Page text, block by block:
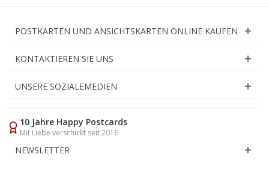
POSTKARTEN UND ANSICHTSKARTEN ONLINE KAUFEN
KONTAKTIEREN SIE UNS
UNSERE SOZIALEMEDIEN
10 Jahre Happy Postcards
Mit Liebe verschickt seit 2016
NEWSLETTER